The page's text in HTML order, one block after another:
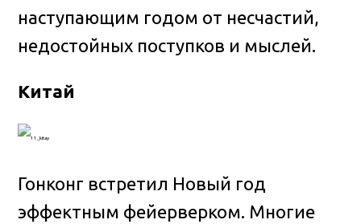
наступающим годом от несчастий,
недостойных поступков и мыслей.
Китай
Гонконг встретил Новый год
эффектным фейерверком. Многие